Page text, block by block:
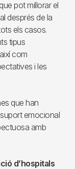
pot millorar el
després de la
els casos.
tipus
com
i les
que han
emocional
amb
d’hospitals